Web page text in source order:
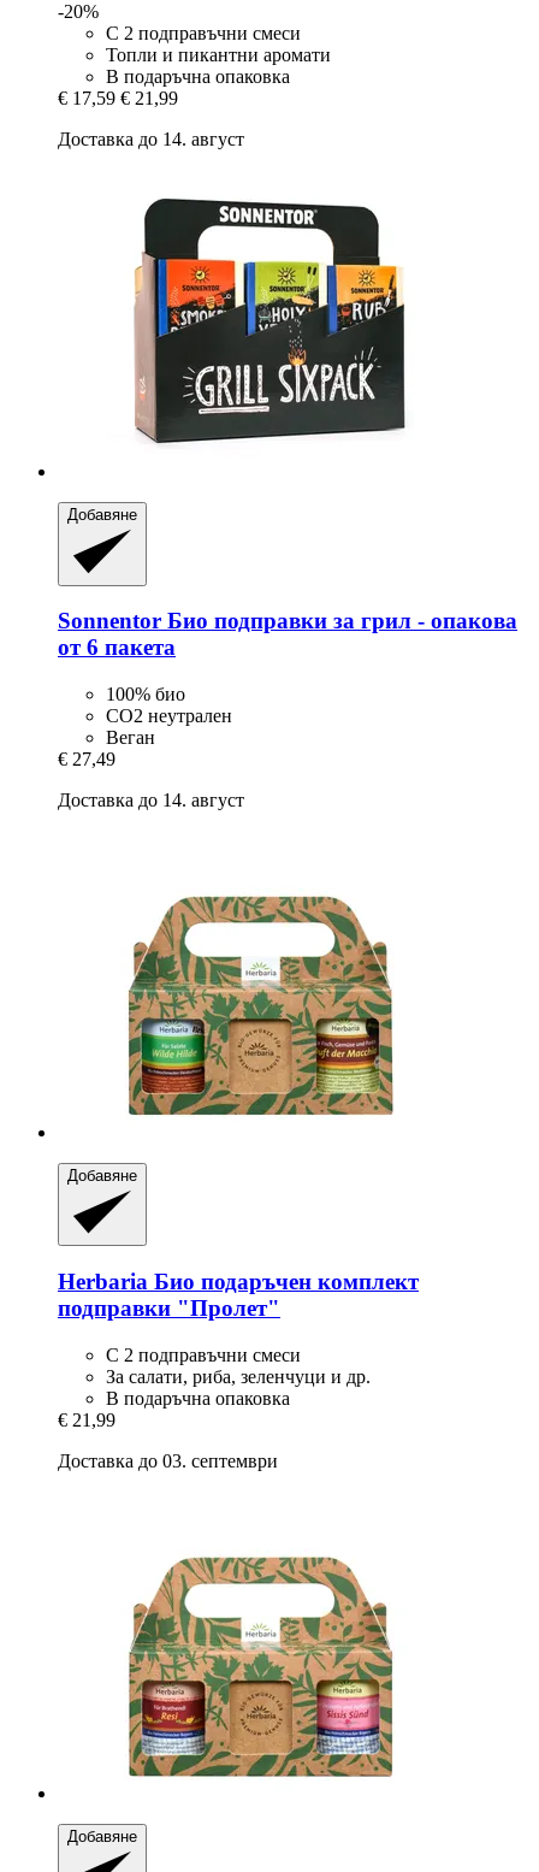
-20%
С 2 подправъчни смеси
Топли и пикантни аромати
В подаръчна опаковка
€ 17,59 € 21,99
Доставка до 14. август
Добавяне
Sonnentor Био подправки за грил -​ опакова
от 6 пакета
100% био
СО2 неутрален
Веган
€ 27,49
Доставка до 14. август
Добавяне
Herbaria Био подаръчен комплект
подправки "Пролет"
С 2 подправъчни смеси
За салати, риба, зеленчуци и др.
В подаръчна опаковка
€ 21,99
Доставка до 03. септември
Добавяне